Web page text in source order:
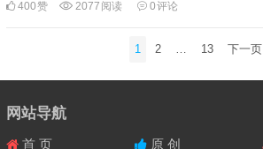
400赞 2077 阅读 0评论
导
航
1 2 … 13 下一页
网站导航
首 页 原 创